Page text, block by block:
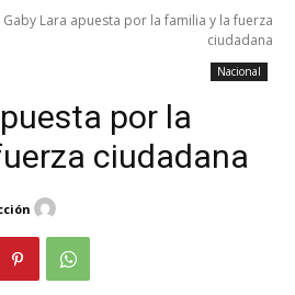
Gaby Lara apuesta por la familia y la fuerza
ciudadana
Nacional
por la
ciudadana